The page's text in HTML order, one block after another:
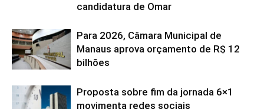
candidatura de Omar
Para 2026, Câmara Municipal de
Manaus aprova orçamento de R$ 12
bilhões
Proposta sobre fim da jornada 6×1
movimenta redes sociais